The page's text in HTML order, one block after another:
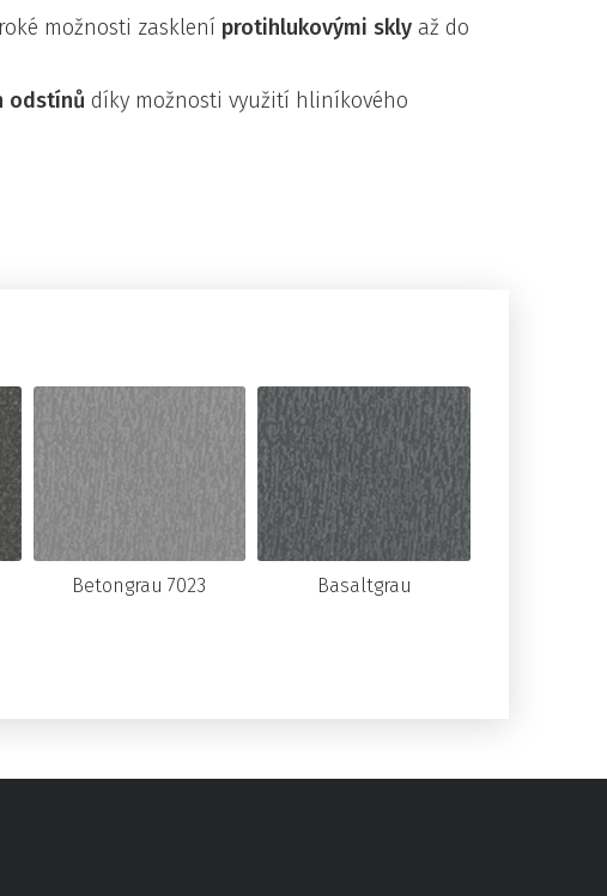
možnosti zasklení protihlukovými sklyaž do
odstínů díky možnosti využití hliníkového
Betongrau 7023 Basaltgrau